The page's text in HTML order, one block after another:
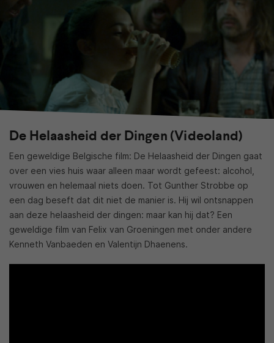
De Helaasheid der Dingen (Videoland)
Een geweldige Belgische film: De Helaasheid der Dingen gaat
over een vies huis waar alleen maar wordt gefeest: alcohol,
vrouwen en helemaal niets doen. Tot Gunther Strobbe op
een dag beseft dat dit niet de manier is. Hij wil ontsnappen
aan deze helaasheid der dingen: maar kan hij dat? Een
geweldige film van Felix van Groeningen met onder andere
Kenneth Vanbaeden en Valentijn Dhaenens.